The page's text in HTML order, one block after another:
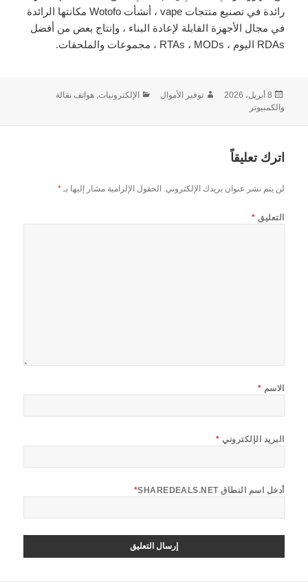
رائدة في تصنيع منتجات vape ، أنشأت Wotofo مكانتها الرائدة
في مجال الأجهزة القابلة لإعادة البناء ، وإنتاج بعض من أفضل
RDAs اليوم ، RTAs ، MODs ، مجموعات والملحقات.
نُشرت
في
8 أبريل، 2026 الكاتب
توفير الأموال التصنيفات
الإلكترونيات, هواتف نقالة
والكمبيوتر
اترك تعليقاً
لن يتم نشر عنوان بريدك الإلكتروني. الحقول الإلزامية مشار إليها بـ*
التعليق *
الاسم *
البريد الإلكتروني *
أدخل اسم النطاق SHAREDEALS.NET *